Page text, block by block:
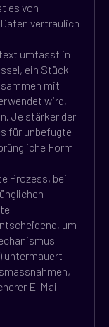
es von
vertraulich
umfasst in
ein Stück
mit
wird,
Je stärker der
für unbefugte
Form
Prozess, bei
um
untermauert
E-Mail-